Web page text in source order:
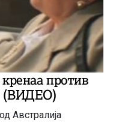
против
(ВИДЕО)
Австралија